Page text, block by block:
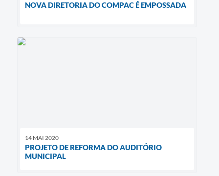
NOVA DIRETORIA DO COMPAC É EMPOSSADA
14 MAI 2020
PROJETO DE REFORMA DO AUDITÓRIO
MUNICIPAL